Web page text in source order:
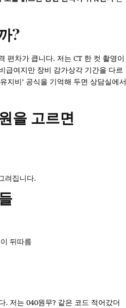
?
편차가 큽니다. 저는 CT 한 컷 촬영이
급여지만 장비 감가상각 기간을 다르
지비’ 공식을 기억해 두면 상담실에서
을 고르면
려집니다.
뒤따름
. 저는 040원무? 같은 코드 적어갔더